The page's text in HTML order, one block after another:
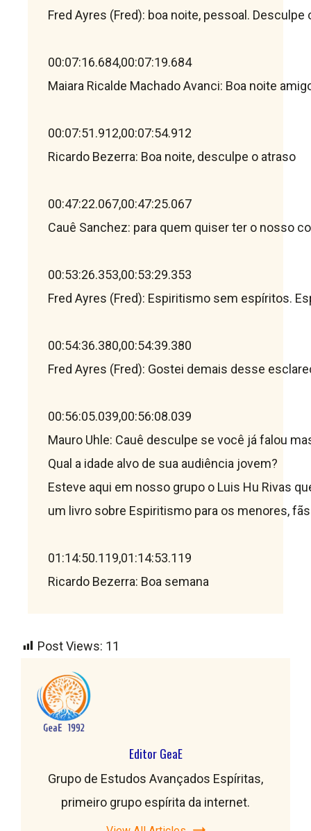
Fred Ayres (Fred): boa noite, pessoal. Desculpe
00:07:16.684,00:07:19.684
Maiara Ricalde Machado Avanci: Boa noite
00:07:51.912,00:07:54.912
Ricardo Bezerra: Boa noite, desculpe o atraso
00:47:22.067,00:47:25.067
Cauê Sanchez: para quem quiser ter o nosso
00:53:26.353,00:53:29.353
Fred Ayres (Fred): Espiritismo sem espíritos.
00:54:36.380,00:54:39.380
Fred Ayres (Fred): Gostei demais desse
00:56:05.039,00:56:08.039
Mauro Uhle: Cauê desculpe se você já falou
Qual a idade alvo de sua audiência jovem?
Esteve aqui em nosso grupo o Luis Hu Rivas
um livro sobre Espiritismo para os menores,
01:14:50.119,01:14:53.119
Post Views: 11
Editor GeaE
Grupo de Estudos Avançados Espíritas,
primeiro grupo espírita da internet.